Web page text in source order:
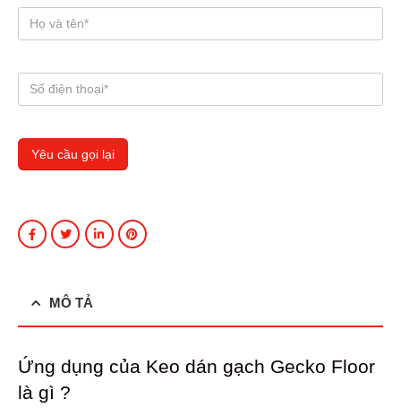
MÔ TẢ
Ứng dụng của Keo dán gạch Gecko Floor
là gì ?